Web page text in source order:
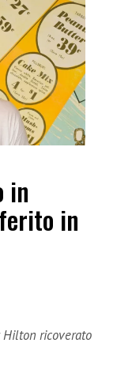
in
in
Hilton ricoverato